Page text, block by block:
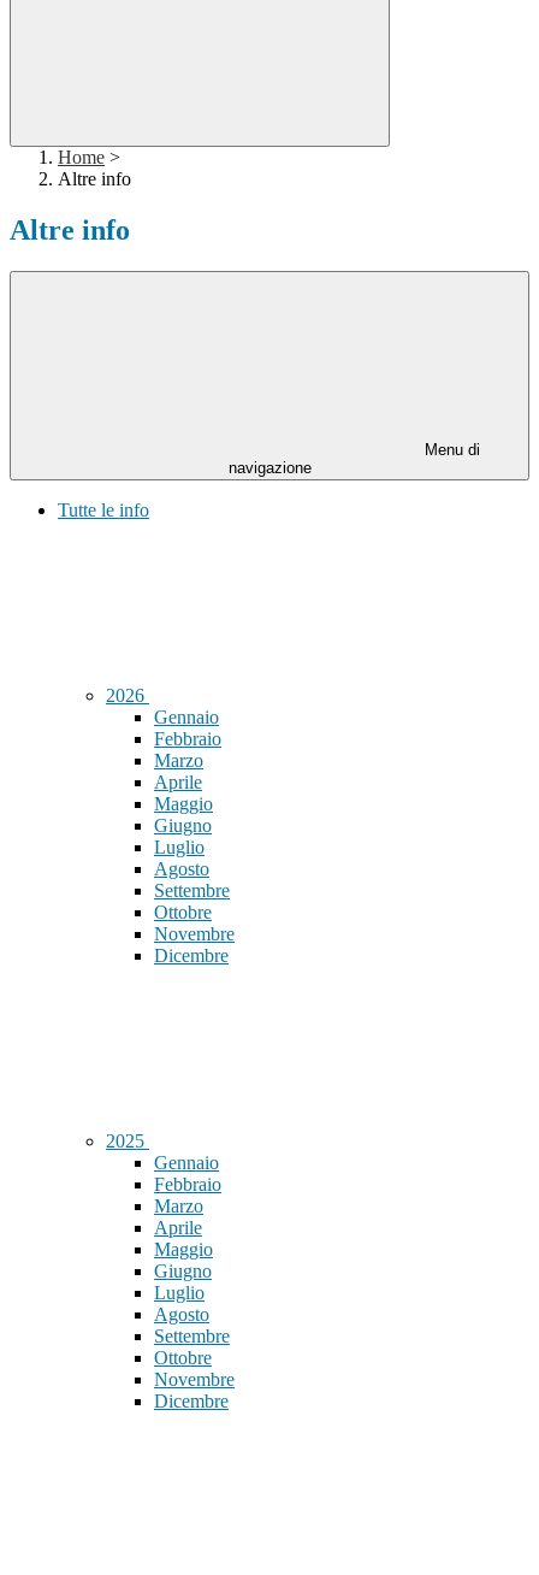
Home >
Altre info
Altre info
Menu di
navigazione
Tutte le info
2026
Gennaio
Febbraio
Marzo
Aprile
Maggio
Giugno
Luglio
Agosto
Settembre
Ottobre
Novembre
Dicembre
2025
Gennaio
Febbraio
Marzo
Aprile
Maggio
Giugno
Luglio
Agosto
Settembre
Ottobre
Novembre
Dicembre